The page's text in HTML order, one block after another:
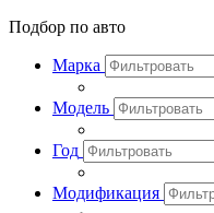
Подбор по авто
Марка
Модель
Год
Модификация